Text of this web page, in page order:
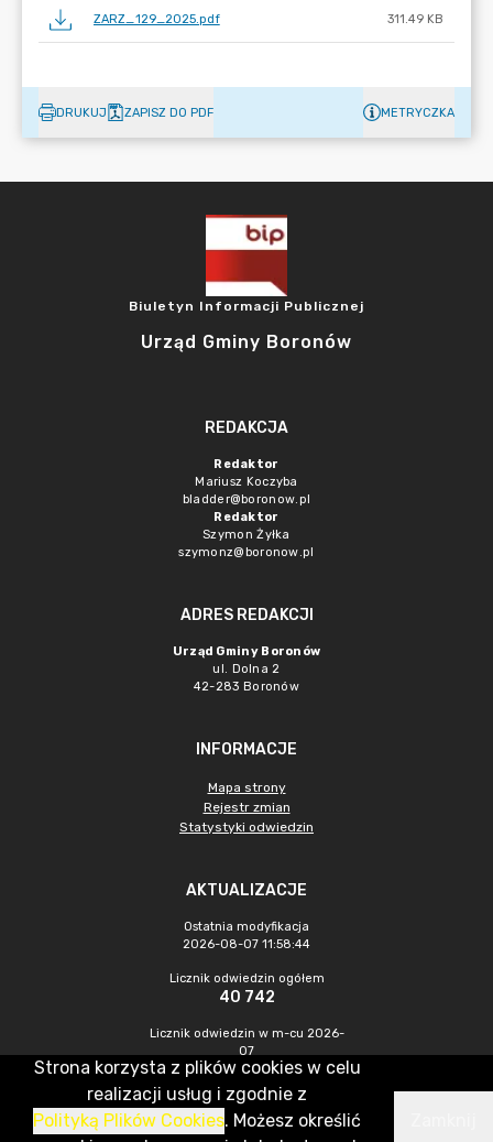
ZARZ_129_2025.pdf 311.49 KB
DRUKUJ ZAPISZ DO PDF METRYCZKA
Biuletyn Informacji Publicznej
Urząd Gminy Boronów
REDAKCJA
Redaktor
Mariusz Koczyba
bladder@boronow.pl
Redaktor
Szymon Żyłka
szymonz@boronow.pl
ADRES REDAKCJI
Urząd Gminy Boronów
ul. Dolna 2
42-283 Boronów
INFORMACJE
Mapa strony
Rejestr zmian
Statystyki odwiedzin
AKTUALIZACJE
Ostatnia modyfikacja
2026-08-07 11:58:44
Licznik odwiedzin ogółem
40 742
Licznik odwiedzin w m-cu 2026-
07
379
CMS & Hosting: Nefeni Sp. z o.o.
Strona korzysta z plików cookies w celu
realizacji usług i zgodnie z
Polityką Plików Cookies. Możesz określić